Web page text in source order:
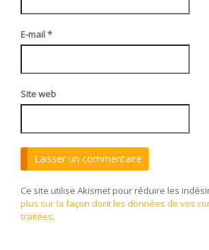
E-mail*
Site web
Ce site utilise Akismet pour réduire les
plus sur la façon dont les données de vos
traitées.